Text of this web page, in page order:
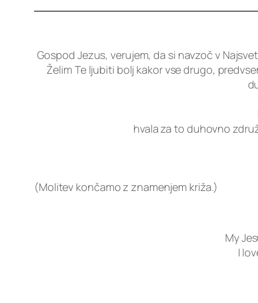
Gospod Jezus, verujem, da si navzoč v
Želim Te ljubiti bolj kakor vse drugo,
hvala za to duhovno
(Molitev končamo z znamenjem križa.)
My
I